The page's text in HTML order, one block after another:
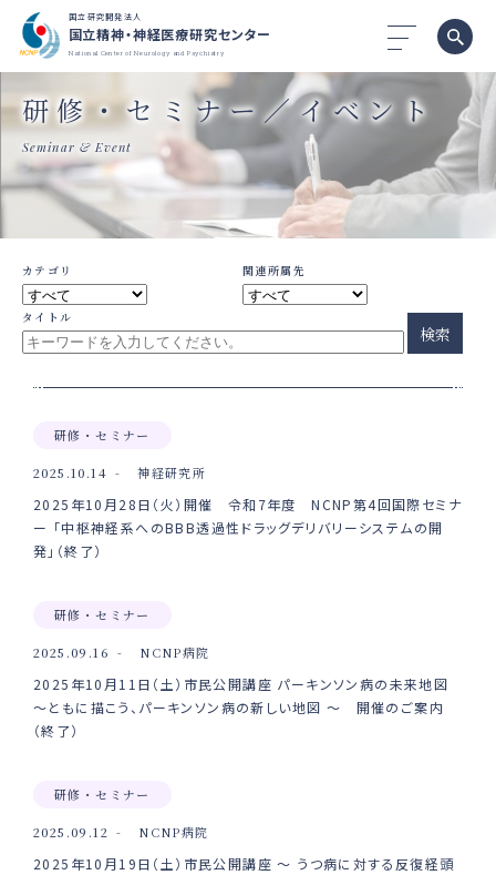
国立研究開発法人
国立精神・神経医療研究センター
National Center of Neurology and Psychiatry
研修・セミナー／イベント
Seminar & Event
カテゴリ 関連所属先
タイトル
検索
研修・セミナー
2025.10.14 神経研究所
2025年10月28日（火）開催 令和7年度 NCNP第4回国際セミナ
ー 「中枢神経系へのBBB透過性ドラッグデリバリーシステムの開
発」（終了）
研修・セミナー
2025.09.16 NCNP病院
2025年10月11日（土）市民公開講座 パーキンソン病の未来地図
～ともに描こう、パーキンソン病の新しい地図 ～ 開催のご案内
（終了）
研修・セミナー
2025.09.12 NCNP病院
2025年10月19日（土）市民公開講座 ～ うつ病に対する反復経頭